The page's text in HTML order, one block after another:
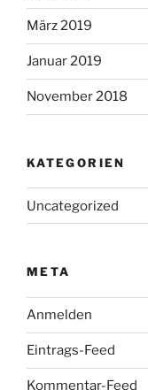
März 2019
Januar 2019
November 2018
KATEGORIEN
Uncategorized
META
Anmelden
Eintrags-Feed
Kommentar-Feed